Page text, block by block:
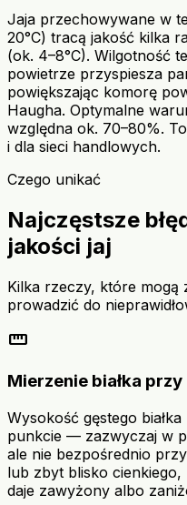
Jaja przechowywane w
20°C) tracą jakość kilka
(ok. 4–8°C). Wilgotność
powietrze przyspiesza
powiększając komorę
Haugha. Optymalne
względna ok. 70–80%.
i dla sieci handlowych.
Czego unikać
Najczęstsze
jakości jaj
Kilka rzeczy, które mogą
prowadzić do
straighten
Mierzenie białka
Wysokość gęstego
punkcie — zazwyczaj w
ale nie bezpośrednio
lub zbyt blisko cienkiego,
daje zawyżony albo